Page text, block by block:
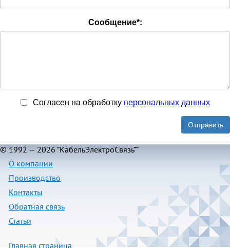
Сообщение*:
Согласен на обработку персональныx данных
Отправить
© 1992 — 2026 “КабельЭлектроСвязь””
О компании
Производство
Контакты
Обратная связь
Статьи
Главная страница